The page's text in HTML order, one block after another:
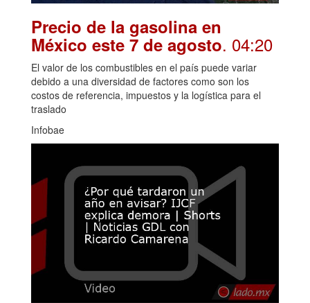
Precio de la gasolina en
México este 7 de agosto. 04:20
El valor de los combustibles en el país puede variar
debido a una diversidad de factores como son los
costos de referencia, impuestos y la logística para el
traslado
Infobae